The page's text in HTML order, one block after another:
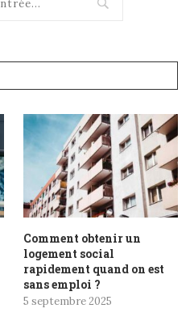
Comment obtenir un
logement social
rapidement quand on est
sans emploi ?
5 septembre 2025